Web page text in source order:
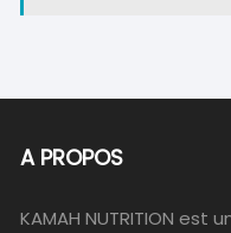
A PROPOS
KAMAH NUTRITION est